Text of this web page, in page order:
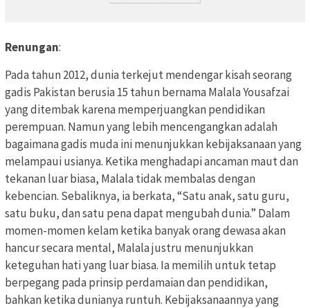
Renungan:
Pada tahun 2012, dunia terkejut mendengar kisah seorang
gadis Pakistan berusia 15 tahun bernama Malala Yousafzai
yang ditembak karena memperjuangkan pendidikan
perempuan. Namun yang lebih mencengangkan adalah
bagaimana gadis muda ini menunjukkan kebijaksanaan yang
melampaui usianya. Ketika menghadapi ancaman maut dan
tekanan luar biasa, Malala tidak membalas dengan
kebencian. Sebaliknya, ia berkata, “Satu anak, satu guru,
satu buku, dan satu pena dapat mengubah dunia.” Dalam
momen-momen kelam ketika banyak orang dewasa akan
hancur secara mental, Malala justru menunjukkan
keteguhan hati yang luar biasa. Ia memilih untuk tetap
berpegang pada prinsip perdamaian dan pendidikan,
bahkan ketika dunianya runtuh. Kebijaksanaannya yang